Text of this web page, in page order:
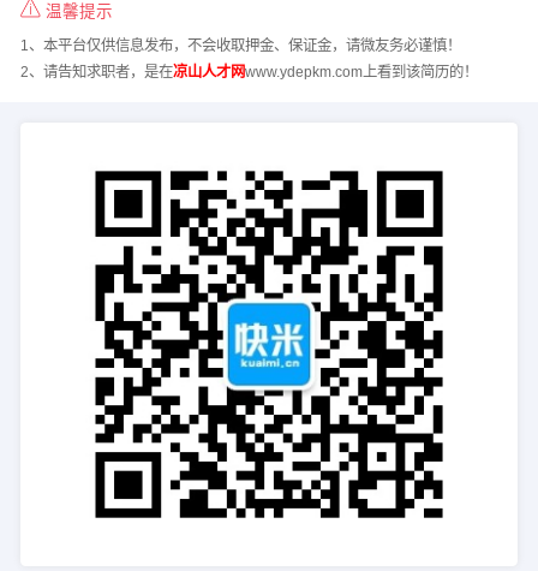
温馨提示
1、本平台仅供信息发布，不会收取押金、保证金，请微友务必谨慎！
2、请告知求职者，是在凉山人才网www.ydepkm.com上看到该简历的！